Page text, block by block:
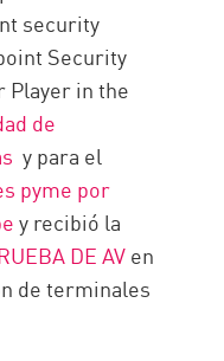
security
Security
Player in the
de
y para el
pyme por
y recibió la
DE AVen
de terminales